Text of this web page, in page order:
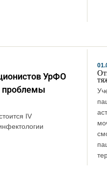
УрФО
проблемы
IV